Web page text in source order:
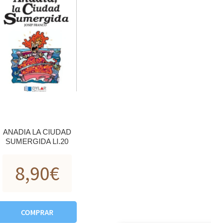
ANADIA LA CIUDAD
SUMERGIDA LI.20
8,90€
COMPRAR